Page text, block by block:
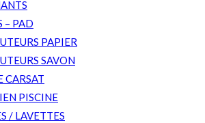
– PAD
PAPIER
SAVON
CARSAT
PISCINE
/ LAVETTES